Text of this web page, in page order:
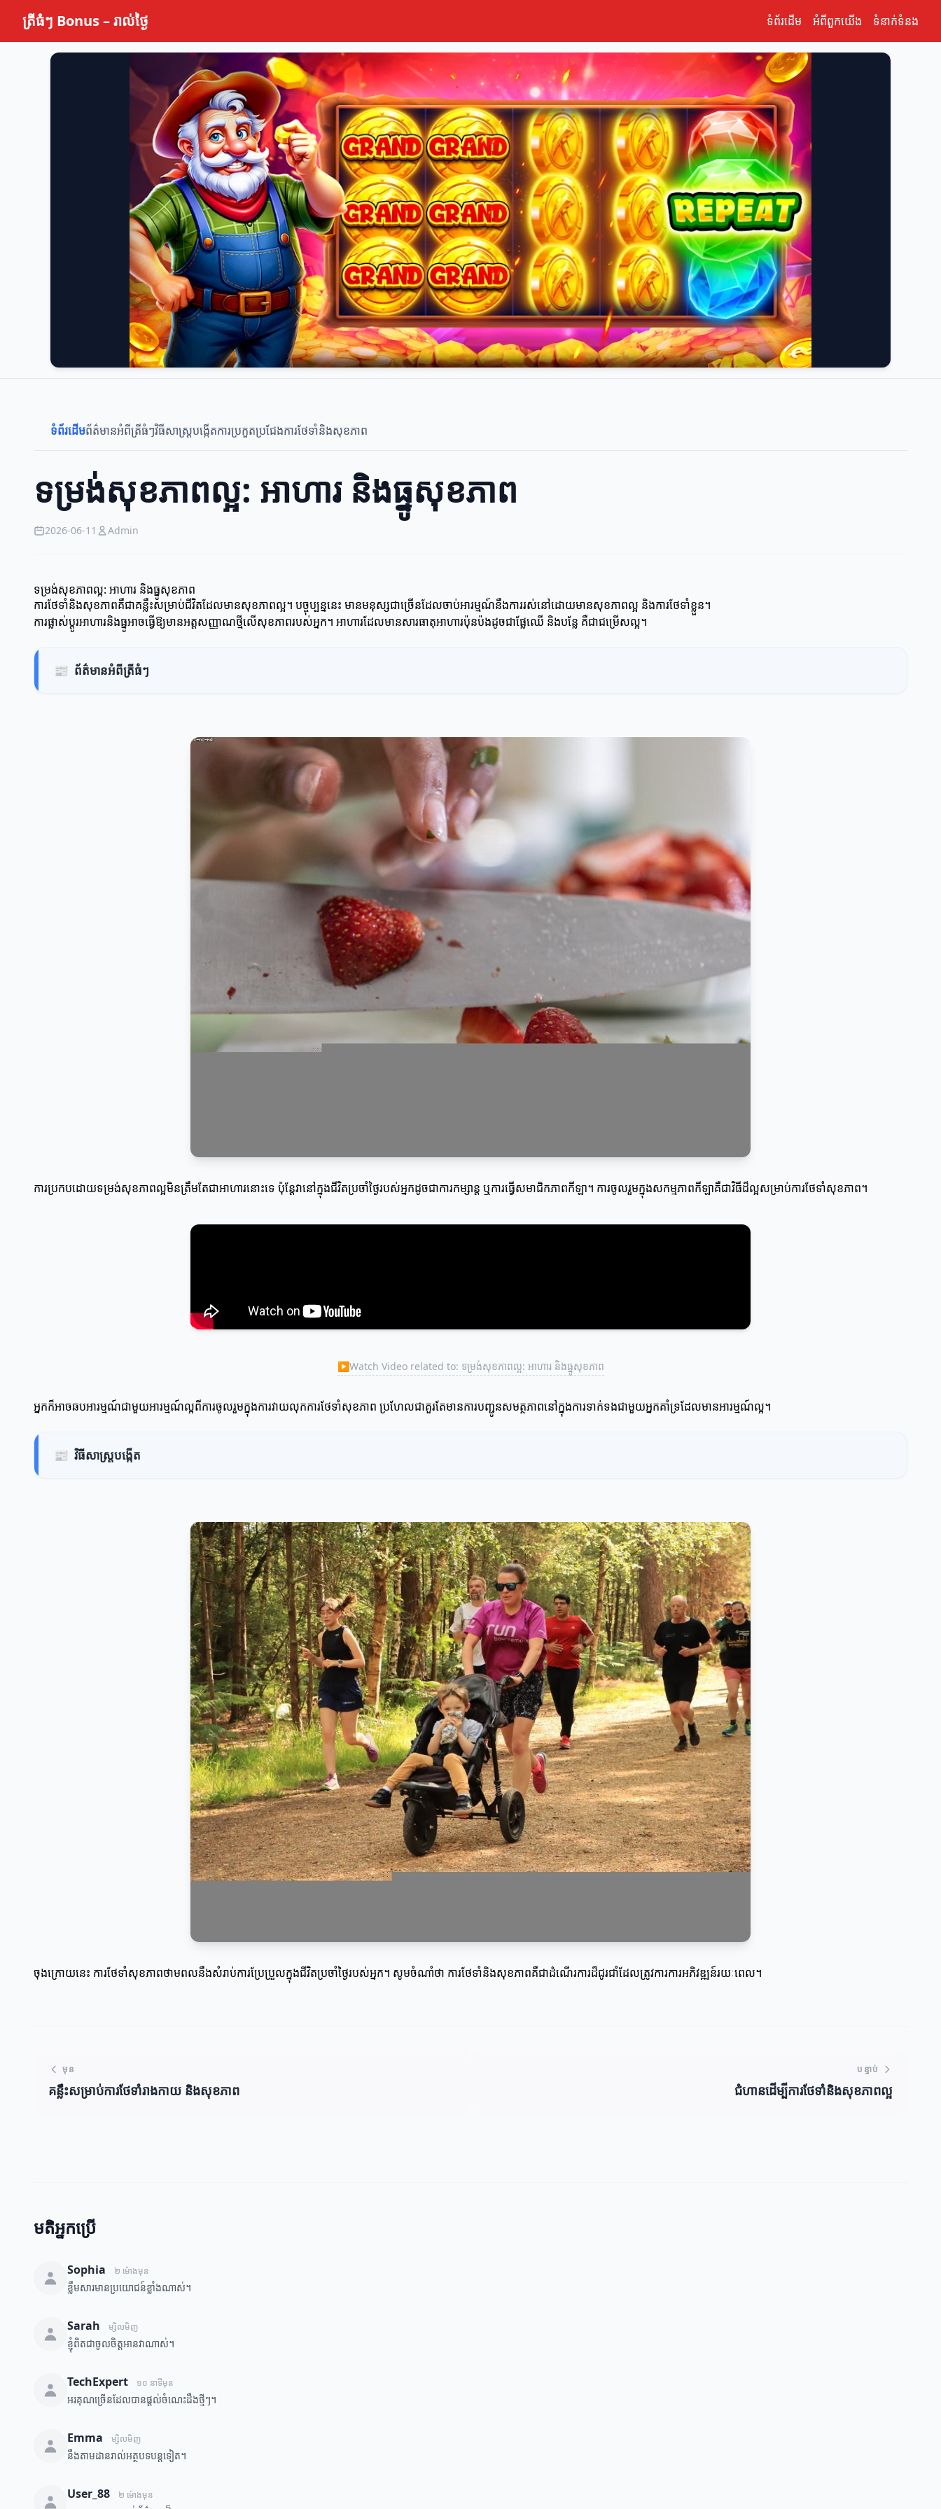
ត្រីធំៗ Bonus – រាល់ថ្ងៃ ទំព័រដើម អំពីពួកយើង ទំនាក់ទំនង
ទំព័រដើមព័ត៌មានអំពីត្រីធំៗវិធីសាស្រ្តបង្កើតការប្រកួតប្រជែងការថែទាំនិងសុខភាព
ទម្រង់សុខភាពល្អ: អាហារ និងធ្នូសុខភាព
2026-06-11 Admin
ទម្រង់សុខភាពល្អ: អាហារ និងធ្នូសុខភាព
ការថែទាំនិងសុខភាពគឺជាគន្លឹះសម្រាប់ជីវិតដែលមានសុខភាពល្អ។ បច្ចុប្បន្ននេះ មានមនុស្សជាច្រើនដែលចាប់អារម្មណ៍នឹងការរស់នៅដោយមានសុខភាពល្អ និងការថែទាំខ្លួន។
ការផ្លាស់ប្តូរអាហារនិងធ្នូអាចធ្វើឱ្យមានអត្តសញ្ញាណថ្មីលើសុខភាពរបស់អ្នក។ អាហារដែលមានសារធាតុអាហារប៉ុនប៉ងដូចជាផ្លែឈើ និងបន្លែ គឺជាជម្រើសល្អ។
📰 ព័ត៌មានអំពីត្រីធំៗ
ការប្រកបដោយទម្រង់សុខភាពល្អមិនត្រឹមតែជាអាហារនោះទេ ប៉ុន្តែវានៅក្នុងជីវិតប្រចាំថ្ងៃរបស់អ្នកដូចជាការកម្សាន្ត ឬការធ្វើសមាជិកភាពកីឡា។ ការចូលរួមក្នុងសកម្មភាពកីឡាគឺជាវិធីដ៏ល្អសម្រាប់ការថែទាំសុខភាព។
▶Watch Video related to: ទម្រង់សុខភាពល្អ: អាហារ និងធ្នូសុខភាព
អ្នកក៏អាចឆបអារម្មណ៍ជាមួយអារម្មណ៍ល្អពីការចូលរួមក្នុងការវាយលុកការថែទាំសុខភាព ប្រហែលជាគួរតែមានការបញ្ជូនសមត្ថភាពនៅក្នុងការទាក់ទងជាមួយអ្នកគាំទ្រដែលមានអារម្មណ៍ល្អ។
📰 វិធីសាស្រ្តបង្កើត
ចុងក្រោយនេះ ការថែទាំសុខភាពថាមពលនឹងសំរាប់ការប្រែប្រួលក្នុងជីវិតប្រចាំថ្ងៃរបស់អ្នក។ សូមចំណាំថា ការថែទាំនិងសុខភាពគឺជាដំណើរការដ៏ជូរជាំដែលត្រូវការការអភិវឌ្ឍន៍រយៈពេល។
មុន
គន្លឹះសម្រាប់ការថែទាំរាងកាយ និងសុខភាព
បន្ទាប់
ជំហានដើម្បីការថែទាំនិងសុខភាពល្អ
មតិអ្នកប្រើ
Sophia ២ ម៉ោងមុន
ខ្លឹមសារមានប្រយោជន៍ខ្លាំងណាស់។
Sarah ម្សិលមិញ
ខ្ញុំពិតជាចូលចិត្តអានវាណាស់។
TechExpert ១០ នាទីមុន
អរគុណច្រើនដែលបានផ្តល់ចំណេះដឹងថ្មីៗ។
Emma ម្សិលមិញ
នឹងតាមដានរាល់អត្ថបទបន្តទៀត។
User_88 ២ ម៉ោងមុន